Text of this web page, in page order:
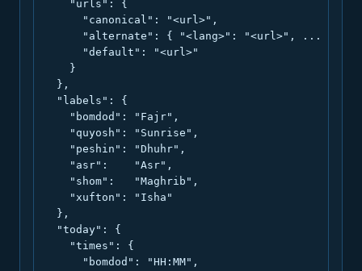
    "urls": {
      "canonical": "<url>",
      "alternate": { "<lang>": "<url>", ... },
      "default": "<url>"
    }
  },
  "labels": {
    "bomdod": "Fajr",
    "quyosh": "Sunrise",
    "peshin": "Dhuhr",
    "asr":    "Asr",
    "shom":   "Maghrib",
    "xufton": "Isha"
  },
  "today": {
    "times": {
      "bomdod": "HH:MM",